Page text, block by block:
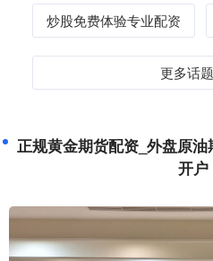
炒股免费体验专业配资
更多话
正规黄金期货配资_外盘原
开户